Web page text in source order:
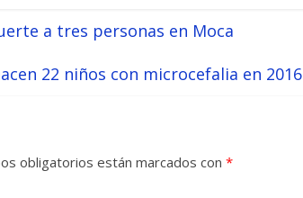
a tres personas en Moca
22 niños con microcefalia en 2016
obligatorios están marcados con *